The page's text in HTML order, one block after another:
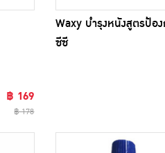
฿ 169
฿ 178
Waxy บำรุงหนังสูตรป้อ
ซีซี